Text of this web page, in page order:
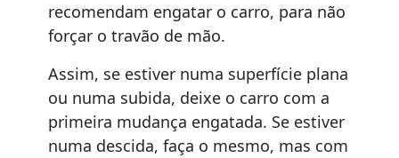
recomendam engatar o carro, para não
forçar o travão de mão.
Assim, se estiver numa superfície plana
ou numa subida, deixe o carro com a
primeira mudança engatada. Se estiver
numa descida, faça o mesmo, mas com